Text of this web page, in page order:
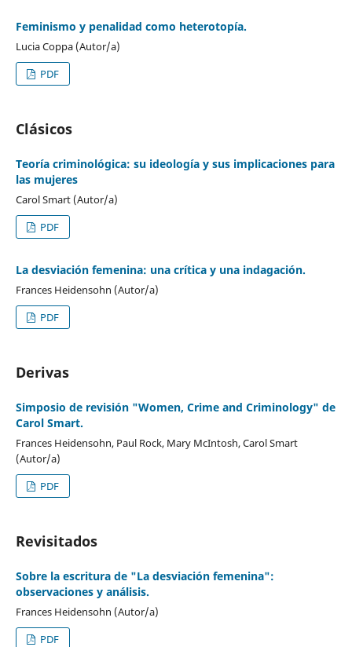
Feminismo y penalidad como heterotopía.
Lucia Coppa (Autor/a)
PDF
Clásicos
Teoría criminológica: su ideología y sus implicaciones para
las mujeres
Carol Smart (Autor/a)
PDF
La desviación femenina: una crítica y una indagación.
Frances Heidensohn (Autor/a)
PDF
Derivas
Simposio de revisión "Women, Crime and Criminology" de
Carol Smart.
Frances Heidensohn, Paul Rock, Mary McIntosh, Carol Smart
(Autor/a)
PDF
Revisitados
Sobre la escritura de "La desviación femenina":
observaciones y análisis.
Frances Heidensohn (Autor/a)
PDF